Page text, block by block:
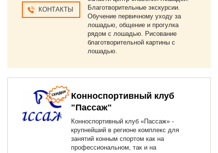
КОНТАКТЫ
Благотворительные экскурсии.
Обучение первичному уходу за
лошадью, общение и прогулка
рядом с лошадью. Рисование
благотворительной картины с
лошадью.
Конноспортивный клуб
"Пассаж"
Конноспортивный клуб «Пассаж» -
крупнейший в регионе комплекс для
занятий конным спортом как на
профессиональном, так и на